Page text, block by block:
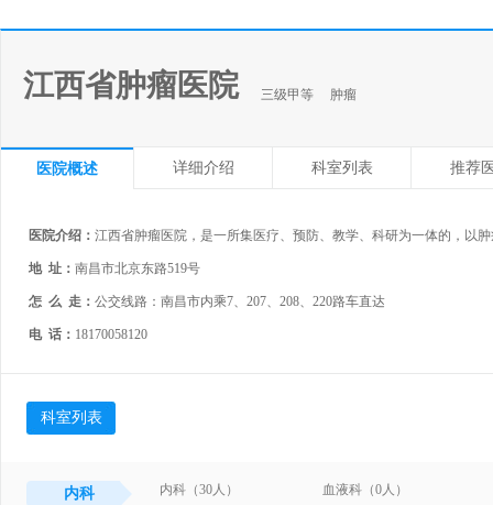
江西省肿瘤医院 三级甲等 肿瘤
医院概述 详细介绍 科室列表 推荐
医院介绍：
地 址： 南昌市北京东路519号
怎 么 走： 公交线路：南昌市内乘7、207、208、220路车直达
电 话： 18170058120
科室列表
内科 内科（30人） 血液科（0人）